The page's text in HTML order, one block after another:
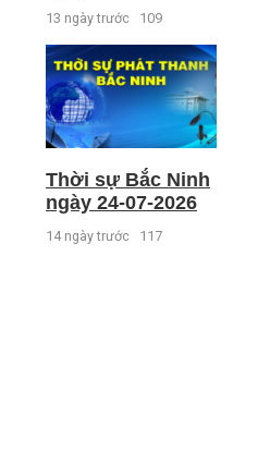
13 ngày trước 109
Thời sự Bắc Ninh
ngày 24-07-2026
14 ngày trước 117